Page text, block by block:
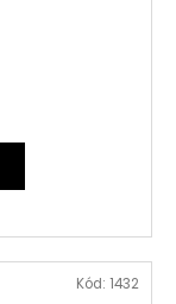
Kód: 1432